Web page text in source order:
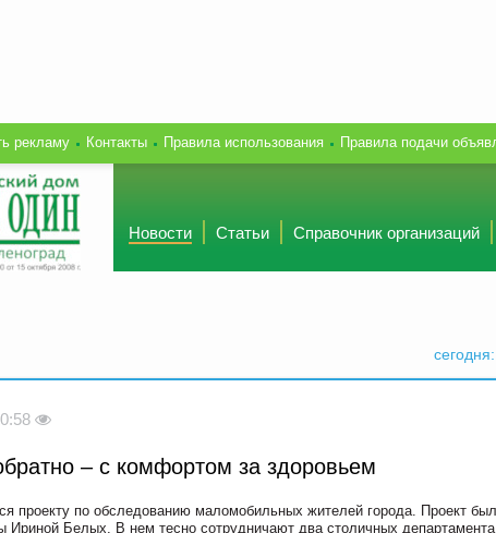
рекламу Контакты Правила использования Правила подачи
Новости Статьи Справочник организаций
сегодня:
– с комфортом за здоровьем
проекту по обследованию маломобильных жителей города. Проект
Ириной Белых. В нем тесно сотрудничают два столичных